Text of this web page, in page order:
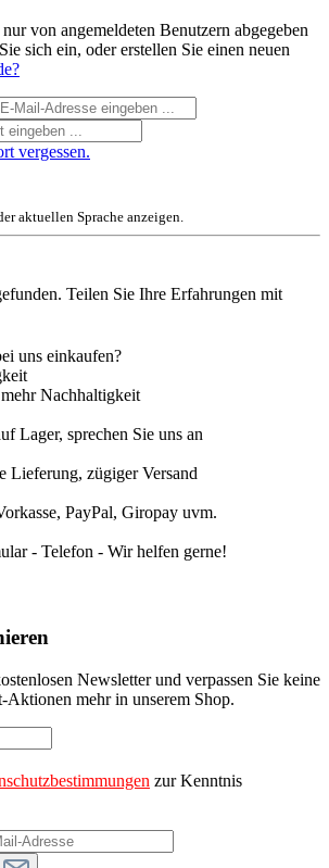
von angemeldeten Benutzern abgegeben
sich ein, oder erstellen Sie einen neuen
vergessen.
aktuellen Sprache anzeigen.
Teilen Sie Ihre Erfahrungen mit
uns einkaufen?
Nachhaltigkeit
Lager, sprechen Sie uns an
Lieferung, zügiger Versand
PayPal, Giropay uvm.
- Telefon - Wir helfen gerne!
Newsletter und verpassen Sie keine
Aktionen mehr in unserem Shop.
zur Kenntnis